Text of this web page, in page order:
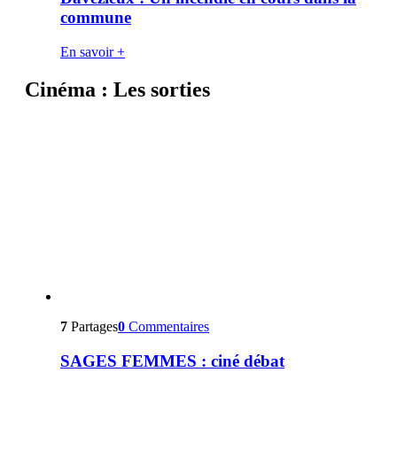
commune
En savoir +
Cinéma : Les sorties
7 Partages0 Commentaires
SAGES FEMMES : ciné débat